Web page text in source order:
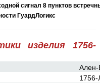
сигнал 8 пунктов
ГуардЛогикс
изделия 1756-
Ален-